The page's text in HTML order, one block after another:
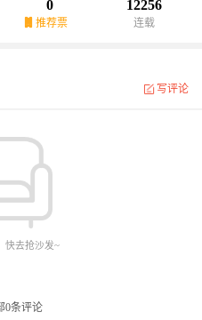
0
推荐票
12256
连载
写评论
快去抢沙发~
0条评论